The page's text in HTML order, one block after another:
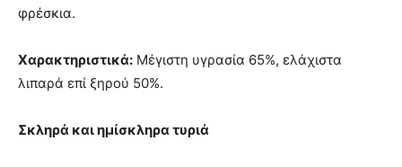
φρέσκια.
Χαρακτηριστικά: Μέγιστη υγρασία 65%, ελάχιστα
λιπαρά επί ξηρού 50%.
Σκληρά και ημίσκληρα τυριά